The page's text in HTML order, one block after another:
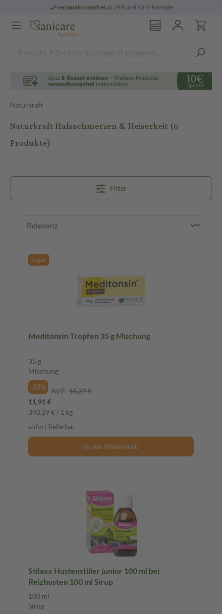
versandkostenfreiab 29 € und für E-Rezepte
Naturkraft
Naturkraft Halsschmerzen & Heiserkeit(6
Produkte)
Filter
Vegan
Meditonsin Tropfen 35 g Mischung
35 g
Mischung
-27%
AVP: 16,29 €
11,91 €
340,29 € / 1 kg
sofort lieferbar
In den Warenkorb
Stilaxx Hustenstiller junior 100 ml bei
Reizhusten 100 ml Sirup
100 ml
Sirup